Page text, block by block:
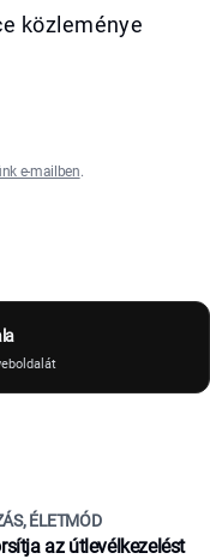
közleménye
e-mailben.
ÉLETMÓD
az útlevélkezelést